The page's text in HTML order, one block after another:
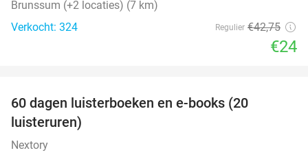
Brunssum (+2 locaties) (7 km)
Verkocht: 324
Regulier €42,75
€24
60 dagen luisterboeken en e-books (20
luisteruren)
Nextory